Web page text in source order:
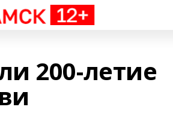
200-летие